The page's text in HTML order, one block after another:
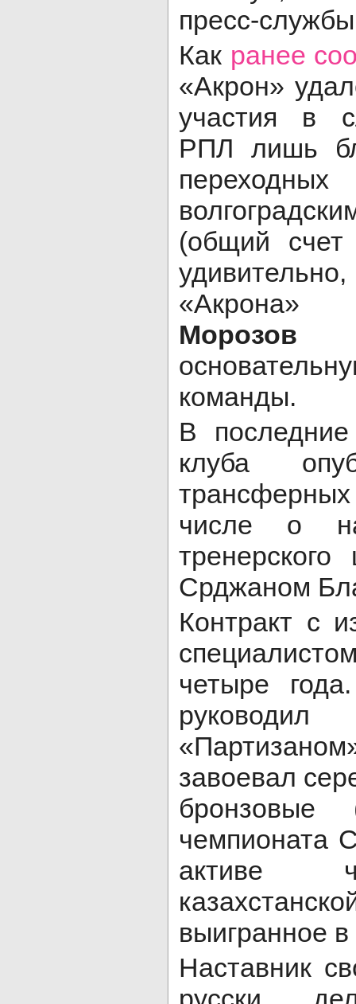
пресс-
Как ранее
«Акрон»
участия в
РПЛ лишь
(общий
Морозов
команды.
В
клуба
числе о
Срджаном
Контракт с
четыре
завоевал
бронзовые
чемпионата
активе
выигранное в
Наставник